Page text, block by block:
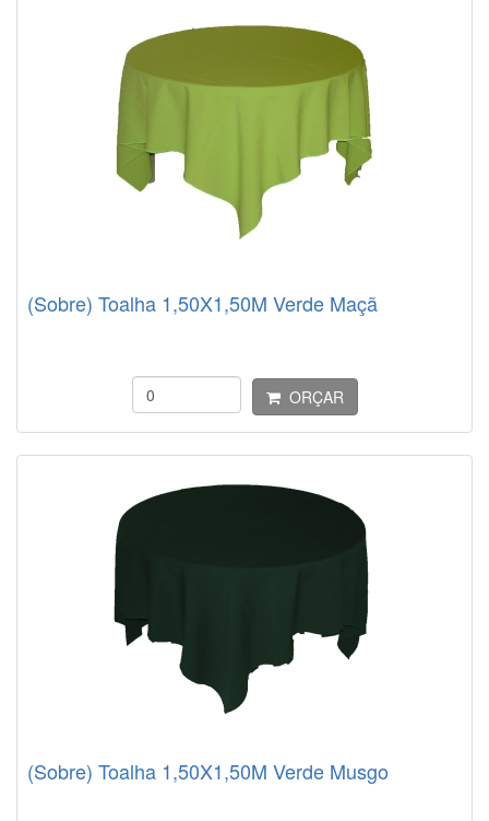
(Sobre) Toalha 1,50X1,50M Verde Maçã
ORÇAR
(Sobre) Toalha 1,50X1,50M Verde Musgo